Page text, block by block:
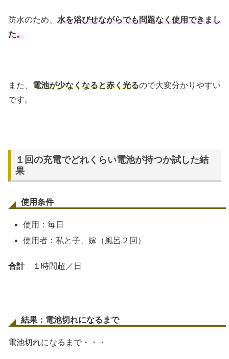
防水のため、 水を浴びせながらでも問題なく使用できまし
た。
また、 電池が少なくなると赤く光るので大変分かりやすい
です。
１回の充電でどれくらい電池が持つか試した結
果
使用条件
使用：毎日
使用者：私と子、嫁（風呂２回）
合計１時間超／日
結果：電池切れになるまで
電池切れになるまで・・・